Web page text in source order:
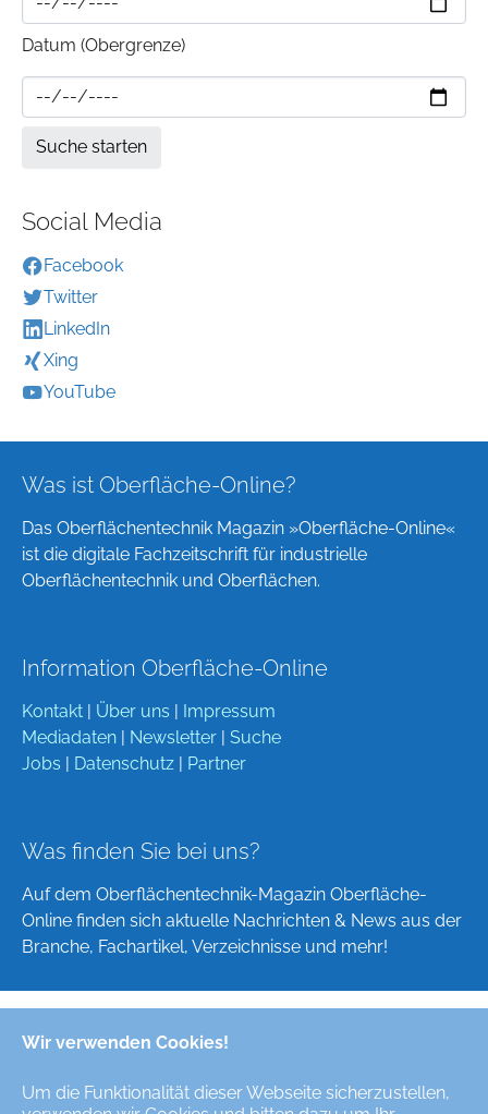
Wir verwenden Cookies!
Um die Funktionalität dieser Webseite sicherzustellen,
Datum (Obergrenze)
Social Media
Facebook
Twitter
LinkedIn
Xing
YouTube
Was ist Oberfläche-Online?
Das Oberflächentechnik Magazin »Oberfläche-Online«
ist die digitale Fachzeitschrift für industrielle
Oberflächentechnik und Oberflächen.
Information Oberfläche-Online
Kontakt Über uns
Impressum
Mediadaten
Newsletter
Suche
Jobs
Datenschutz Partner
Was finden Sie bei uns?
Auf dem Oberflächentechnik-Magazin Oberfläche-
Online finden sich aktuelle Nachrichten & News aus der
Branche, Fachartikel, Verzeichnisse und mehr!
Deutsch